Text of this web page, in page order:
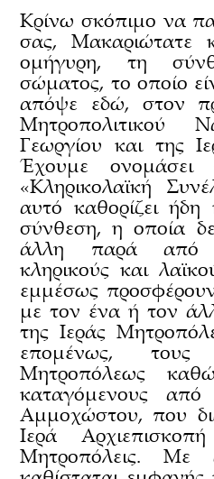
Κρίνω σκόπιμο να
σας, Μακαριώτατε
ομήγυρη, τη
σώματος, το οποίο
απόψε εδώ, στον
Μητροπολιτικού
Γεωργίου και της
Έχουμε
«Κληρικολαϊκή
αυτό καθορίζει
σύνθεση, η οποία
άλλη παρά από
κληρικούς και
εμμέσως
με τον ένα ή τον
της Ιεράς
επομένως, τους
Μητροπόλεως
καταγόμενους
Αμμοχώστου, που
Ιερά
Μητροπόλεις. Με